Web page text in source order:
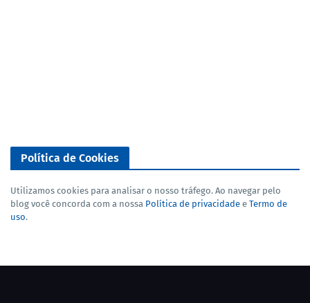
Política de Cookies
Utilizamos cookies para analisar o nosso tráfego. Ao navegar pelo
blog você concorda com a nossa Política de privacidade e Termo de
uso.